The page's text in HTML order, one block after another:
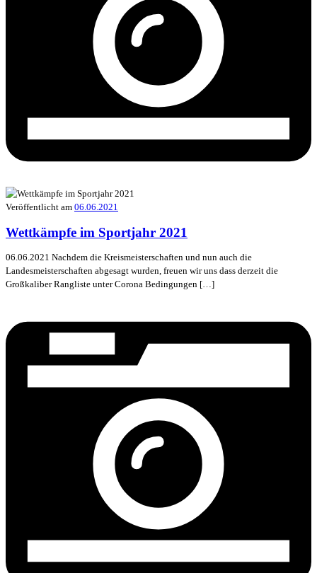
Veröffentlicht am 06.06.2021
Wettkämpfe im Sportjahr 2021
06.06.2021 Nachdem die Kreismeisterschaften und nun auch die
Landesmeisterschaften abgesagt wurden, freuen wir uns dass derzeit die
Großkaliber Rangliste unter Corona Bedingungen […]